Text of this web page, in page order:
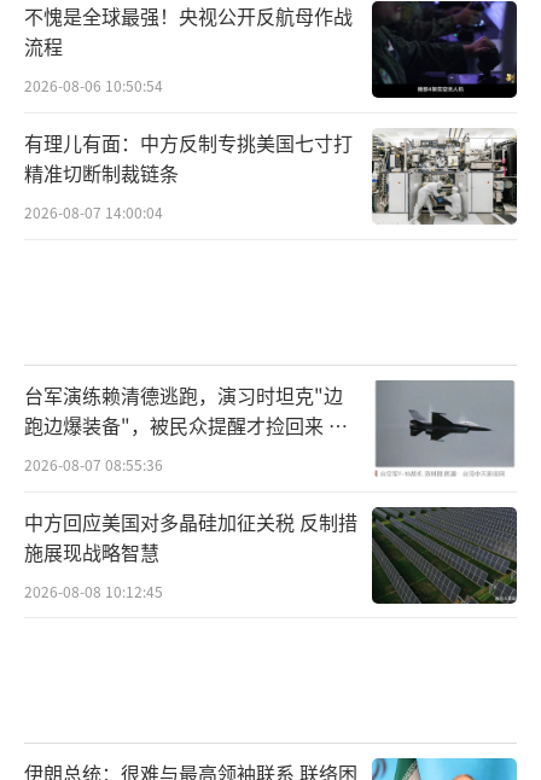
不愧是全球最强！央视公开反航母作战
流程
2026-08-06 10:50:54
有理儿有面：中方反制专挑美国七寸打
精准切断制裁链条
2026-08-07 14:00:04
台军演练赖清德逃跑，演习时坦克"边
跑边爆装备"，被民众提醒才捡回来 演
习状况频出引发关注
2026-08-07 08:55:36
中方回应美国对多晶硅加征关税 反制措
施展现战略智慧
2026-08-08 10:12:45
伊朗总统：很难与最高领袖联系 联络困